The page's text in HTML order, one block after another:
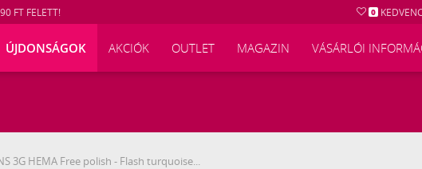
FT FELETT! 0
ÚJDONSÁGOK AKCIÓK OUTLET MAGAZIN VÁSÁRLÓI
3G HEMA Free polish - Flash turquoise...